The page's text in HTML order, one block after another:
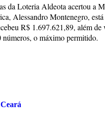
da Loteria Aldeota acertou a
Alessandro Montenegro, está
R$ 1.697.621,89, além de
o máximo permitido.